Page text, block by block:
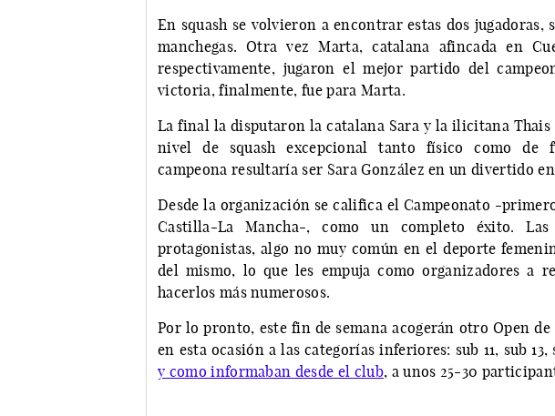
En squash se volvieron a encontrar estas dos jugadoras,
manchegas. Otra vez Marta, catalana afincada en
respectivamente, jugaron el mejor partido del
victoria, finalmente, fue para Marta.
La final la disputaron la catalana Sara y la ilicitana
nivel de squash excepcional tanto físico como de
campeona resultaría ser Sara González en un divertido
Desde la organización se califica el Campeonato -
Castilla-La Mancha-, como un completo éxito.
protagonistas, algo no muy común en el deporte
del mismo, lo que les empuja como organizadores a
hacerlos más numerosos.
Por lo pronto, este fin de semana acogerán otro Open
en esta ocasión a las categorías inferiores: sub 11, sub 13,
y como informaban desde el club, a unos 25-30